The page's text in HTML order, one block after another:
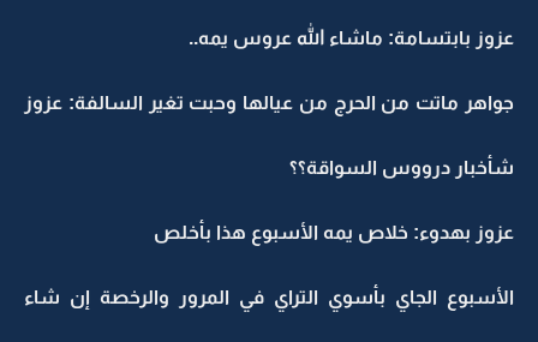
عزوز بابتسامة: ماشاء الله عروس يمه..
جواهر ماتت من الحرج من عيالها وحبت تغير السالفة: عزوز
شأخبار درووس السواقة؟؟
عزوز بهدوء: خلاص يمه الأسبوع هذا بأخلص
الأسبوع الجاي بأسوي التراي في المرور والرخصة إن شاء